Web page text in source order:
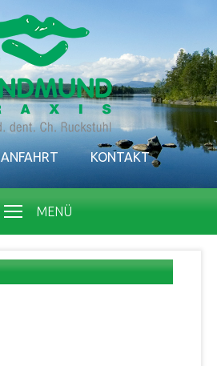
ANFAHRT KONTAKT
MENÜ